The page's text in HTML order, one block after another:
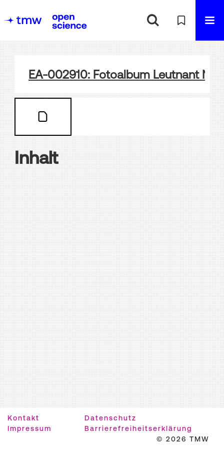
EA-002910: Fotoalbum Leutnant
Inhalt
Kontakt
Datenschutz
Impressum
Barrierefreiheitserklärung
© 2026 TMW